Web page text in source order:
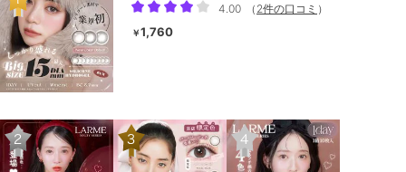
4.00
（ 2件の口コミ ）
￥1,760